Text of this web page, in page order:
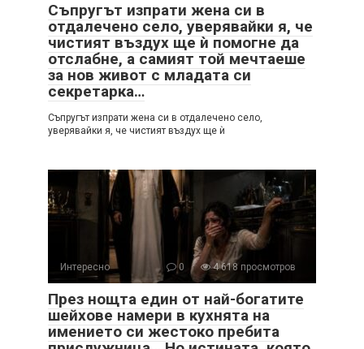
Съпругът изпрати жена си в
отдалечено село, уверявайки я, че
чистият въздух ще ѝ помогне да
отслабне, а самият той мечтаеше
за нов живот с младата си
секретарка…
Съпругът изпрати жена си в отдалечено село,
уверявайки я, че чистият въздух ще ѝ
Интересно 0 4 618 просмотров
През нощта един от най-богатите
шейхове намери в кухнята на
имението си жестоко пребита